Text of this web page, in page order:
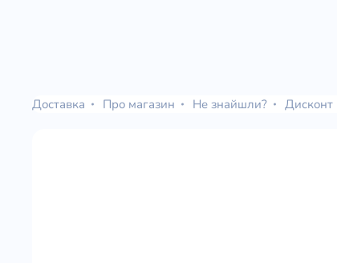
Доставка Про магазин Не знайшли? Дисконт